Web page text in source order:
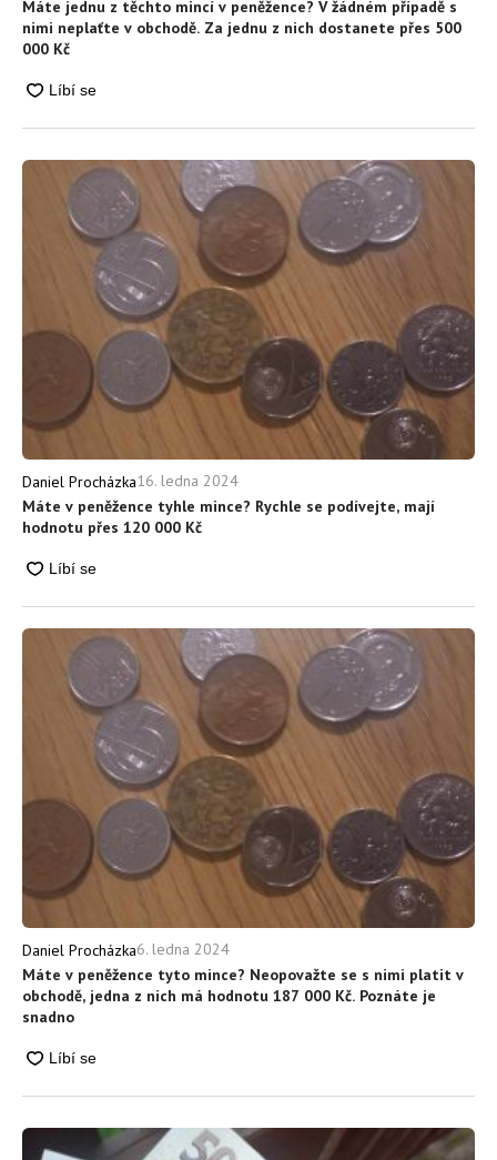
Máte jednu z těchto mincí v peněžence? V žádném případě s
nimi neplaťte v obchodě. Za jednu z nich dostanete přes 500
000 Kč
Daniel Procházka16. ledna 2024
Máte v peněžence tyhle mince? Rychle se podívejte, mají
hodnotu přes 120 000 Kč
Daniel Procházka6. ledna 2024
Máte v peněžence tyto mince? Neopovažte se s nimi platit v
obchodě, jedna z nich má hodnotu 187 000 Kč. Poznáte je
snadno